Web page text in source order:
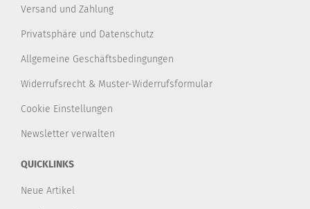
Versand und Zahlung
Privatsphäre und Datenschutz
Allgemeine Geschäftsbedingungen
Widerrufsrecht & Muster-Widerrufsformular
Cookie Einstellungen
Newsletter verwalten
QUICKLINKS
Neue Artikel